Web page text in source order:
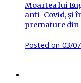
Moartea lui
anti-Covid, și
premature din
Posted on 03/